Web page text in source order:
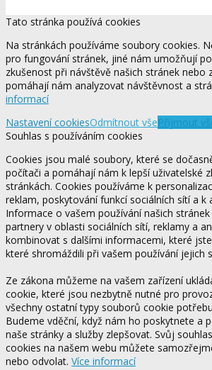
Tato stránka používá cookies
Na stránkách používáme soubory cookies.
pro fungování stránek, jiné nám umožňují
zkušenost při návštěvě našich stránek nebo
pomáhají nám analyzovat návštěvnost a
informací
Nastavení cookiesOdmítnout všePřijmout
Souhlas s používáním cookies
Cookies jsou malé soubory, které se
počítači a pomáhají nám k lepší uživatelské
stránkách. Cookies používáme k
reklam, poskytování funkcí sociálních sítí a k
Informace o vašem používání našich
partnery v oblasti sociálních sítí, reklamy a
kombinovat s dalšími informacemi, které
které shromáždili při vašem používání jejich
Ze zákona můžeme na vašem zařízení
cookie, které jsou nezbytně nutné pro
všechny ostatní typy souborů cookie
Budeme vděční, když nám ho poskytnete a
naše stránky a služby zlepšovat. Svůj
cookies na našem webu můžete
nebo odvolat. Více informací